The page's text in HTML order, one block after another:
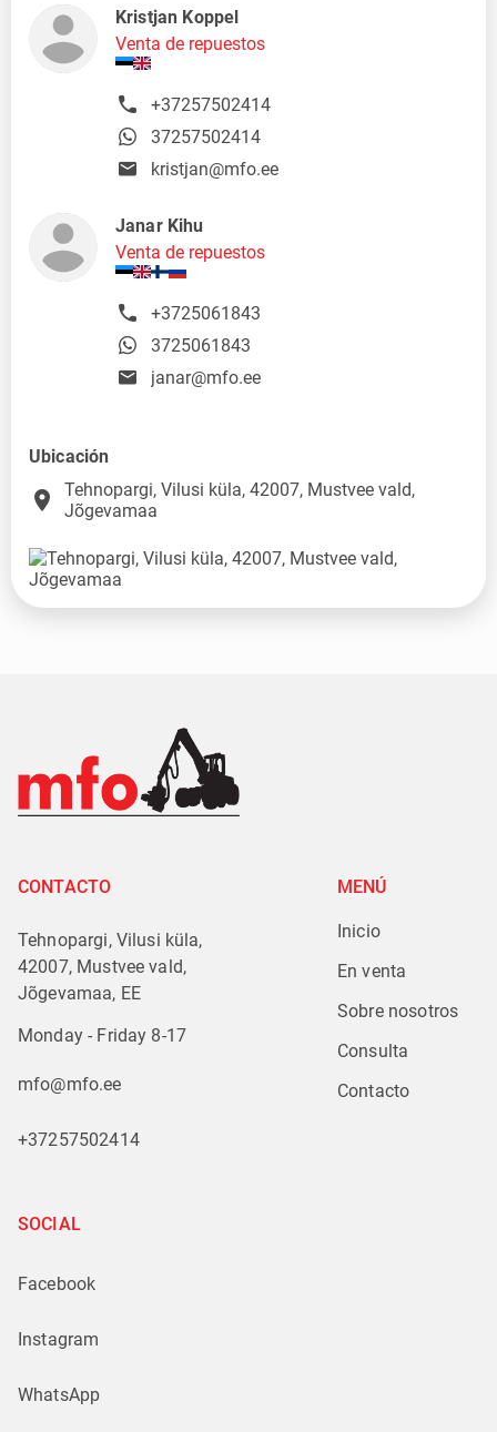
Kristjan Koppel
Venta de repuestos
+37257502414
37257502414
kristjan@mfo.ee
Janar Kihu
Venta de repuestos
+3725061843
3725061843
janar@mfo.ee
Ubicación
place
Tehnopargi, Vilusi küla, 42007, Mustvee vald,
Jõgevamaa
CONTACTO
Tehnopargi, Vilusi küla,
42007, Mustvee vald,
Jõgevamaa, EE
Monday - Friday 8-17
mfo@mfo.ee
+37257502414
MENÚ
Inicio
En venta
Sobre nosotros
Consulta
Contacto
SOCIAL
Facebook
Instagram
WhatsApp